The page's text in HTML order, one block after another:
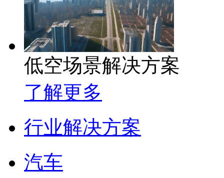
低空场景解决方案
了解更多
行业解决方案
汽车